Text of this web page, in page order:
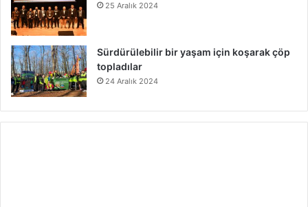
25 Aralık 2024
Sürdürülebilir bir yaşam için koşarak çöp
topladılar
24 Aralık 2024